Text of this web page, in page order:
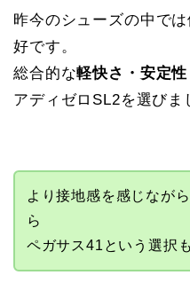
昨今のシューズの中で
好です。
総合的な軽快さ・安定
アディゼロSL2を選びま
より接地感を感じなが
ら
ペガサス41という選択